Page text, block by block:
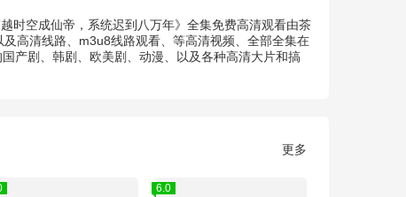
时空成仙帝，系统迟到八万年》全集免费高清观看由茶
高清线路、m3u8线路观看、等高清视频、全部全集在
产剧、韩剧、欧美剧、动漫、以及各种高清大片和搞
更多
6.0